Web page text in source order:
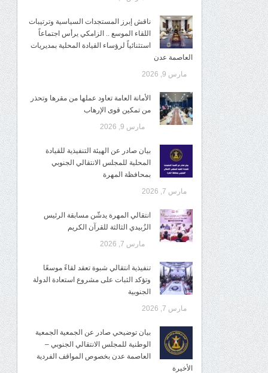
ناقش إبرز المستجدات السياسية وترتيبات
اللقاء الموسع .. الزامكي يرأس اجتماعاً
استثنائياً لرؤساء القيادة المحلية بمديريات
العاصمة عدن
مارس 9, 2026
الأمانة العامة تعاود عملها من مقرها وتحذر
من تمكين قوى الإرهاب
مارس 9, 2026
بيان صادر عن الهيئة التنفيذية للقيادة
المحلية للمجلس الانتقالي الجنوبي
بمحافظة المهرة
مارس 7, 2026
انتقالي المهرة يدشّن مسابقة الرئيس
الزُبيدي الثالثة للقرآن الكريم
مارس 7, 2026
تنفيذية انتقالي شبوة تعقد لقاءً موسعًا
وتؤكد الثبات على مشروع استعادة الدولة
الجنوبية
مارس 7, 2026
بيان توضيحي صادر عن الجمعية الجمعية
الوطنية للمجلس الانتقالي الجنوبي –
العاصمة عدن بخصوص المواقف الفردية
الأخيرة